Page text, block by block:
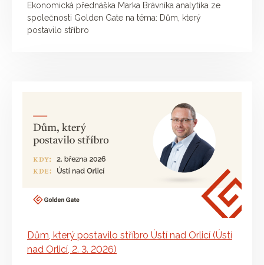
Ekonomická přednáška Marka Brávníka analytika ze
společnosti Golden Gate na téma: Dům, který
postavilo stříbro
Dům, který postavilo stříbro Ústí nad Orlicí (Ústí
nad Orlicí, 2. 3. 2026)